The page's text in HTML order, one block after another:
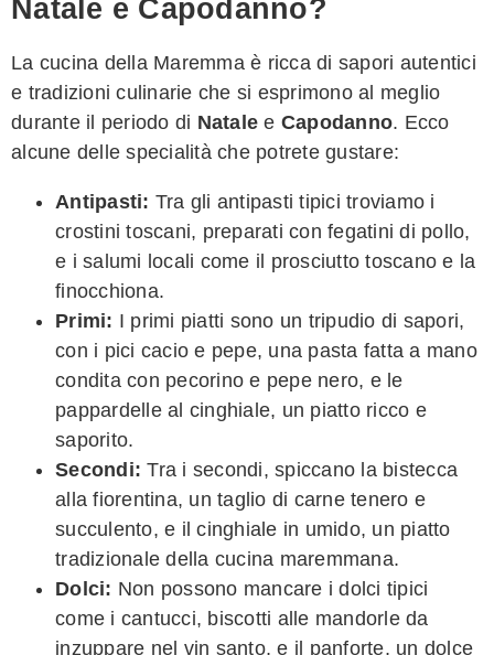
Natale e Capodanno?
La cucina della Maremma è ricca di sapori autentici
e tradizioni culinarie che si esprimono al meglio
durante il periodo di Natale e Capodanno. Ecco
alcune delle specialità che potrete gustare:
Antipasti: Tra gli antipasti tipici troviamo i
crostini toscani, preparati con fegatini di pollo,
e i salumi locali come il prosciutto toscano e la
finocchiona.
Primi: I primi piatti sono un tripudio di sapori,
con i pici cacio e pepe, una pasta fatta a mano
condita con pecorino e pepe nero, e le
pappardelle al cinghiale, un piatto ricco e
saporito.
Secondi: Tra i secondi, spiccano la bistecca
alla fiorentina, un taglio di carne tenero e
succulento, e il cinghiale in umido, un piatto
tradizionale della cucina maremmana.
Dolci: Non possono mancare i dolci tipici
come i cantucci, biscotti alle mandorle da
inzuppare nel vin santo, e il panforte, un dolce